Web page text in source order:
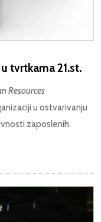
tvrtkama 21.st.
Resources
u ostvarivanju
zaposlenih.